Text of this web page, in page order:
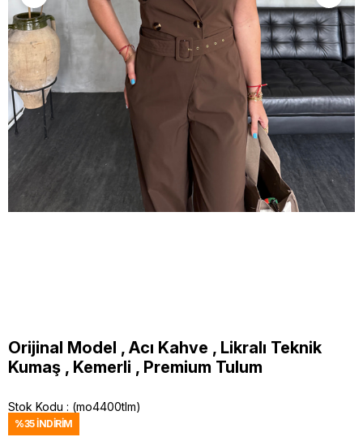
Orijinal Model , Acı Kahve , Likralı Teknik
Kumaş , Kemerli , Premium Tulum
Stok Kodu (mo4400tlm)
%35İNDIRIM